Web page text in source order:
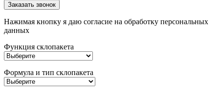
Заказать звонок
Нажимая кнопку я даю согласие на обработку персональных
данных
Функция склопакета
Формула и тип склопакета